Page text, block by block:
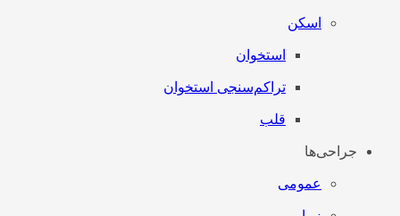
اسکن
استخوان
تراکم‌سنجی استخوان
قلب
جراحی‌ها
عمومی